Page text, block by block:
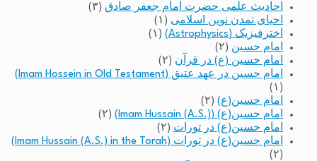
احادیث علمی حضرت امام جعفر صادق (۳)
احیای تمدن نوین اسلامی (۱)
اخترفیزیک (Astrophysics)
(۱)
امام حسین (۲)
امام حسین (ع) در قرآن (۲)
امام حسین در عهد عتیق (Imam Hossein in Old Testament)
(۱)
امام حسین(ع) (۲)
امام حسین(ع) (Imam Hussain (A.S.))
(۲)
امام حسین(ع) در تورات (۲)
امام حسین(ع) در تورات (Imam Hussain (A.S.) in the Torah)
(۲)